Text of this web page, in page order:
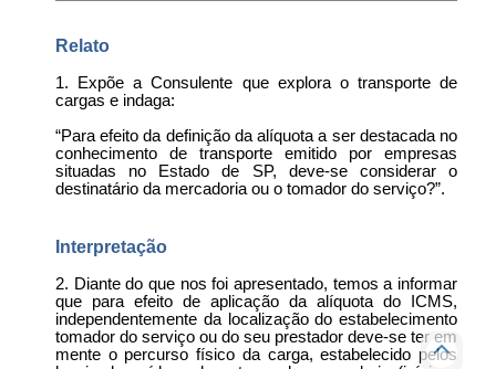
Relato
1. Expõe a Consulente que explora o transporte de
cargas e indaga:
“Para efeito da definição da alíquota a ser destacada no
conhecimento de transporte emitido por empresas
situadas no Estado de SP, deve-se considerar o
destinatário da mercadoria ou o tomador do serviço?”.
Interpretação
2. Diante do que nos foi apresentado, temos a informar
que para efeito de aplicação da alíquota do ICMS,
independentemente da localização do estabelecimento
tomador do serviço ou do seu prestador deve-se ter em
mente o percurso físico da carga, estabelecido pelos